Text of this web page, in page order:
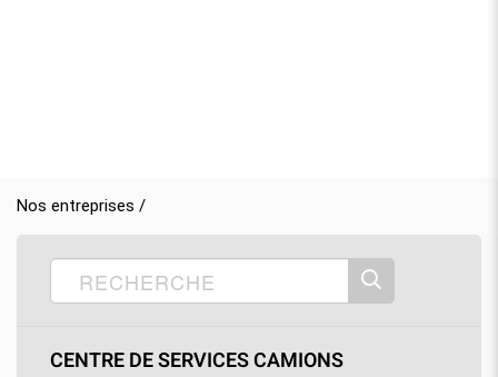
Nos entreprises /
CENTRE DE SERVICES CAMIONS